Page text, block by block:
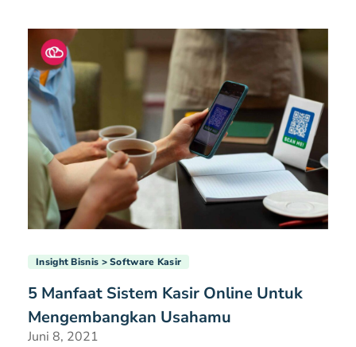
Insight Bisnis Software Kasir
5 Manfaat Sistem Kasir Online Untuk
Mengembangkan Usahamu
Juni 8, 2021